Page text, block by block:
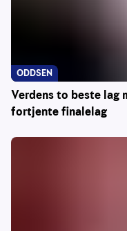
Verdens to beste lag
fortjente finalelag
ODDSEN